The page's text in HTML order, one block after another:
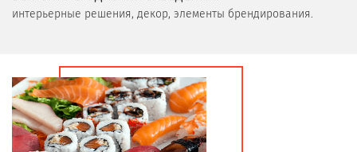
интерьерные решения, декор, элементы брендирования.